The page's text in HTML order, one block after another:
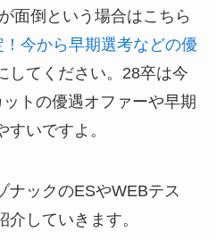
面倒という場合はこちら
今から早期選考などの優
してください。28卒は今
トの優遇オファーや早期
いですよ。
ナックのESやWEBテス
介していきます。